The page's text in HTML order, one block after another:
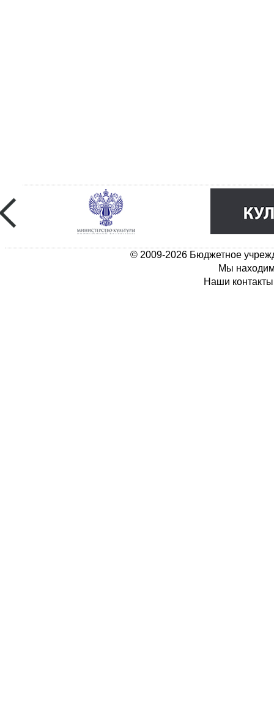
© 2009-2026 Бюджетное
Мы
Наши